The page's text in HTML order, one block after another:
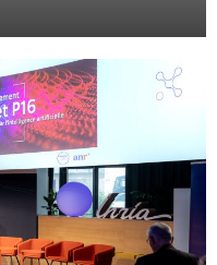
vidéo et travail